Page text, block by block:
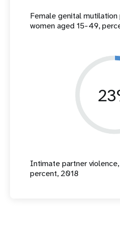
Female genital
women aged 15-49,
Intimate partner
percent, 2018